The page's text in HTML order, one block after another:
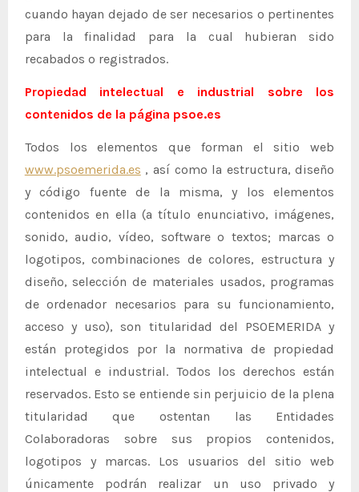
cuando hayan dejado de ser necesarios o pertinentes
para la finalidad para la cual hubieran sido
recabados o registrados.
Propiedad intelectual e industrial sobre los
contenidos de la página psoe.es
Todos los elementos que forman el sitio web
www.psoemerida.es , así como la estructura, diseño
y código fuente de la misma, y los elementos
contenidos en ella (a título enunciativo, imágenes,
sonido, audio, vídeo, software o textos; marcas o
logotipos, combinaciones de colores, estructura y
diseño, selección de materiales usados, programas
de ordenador necesarios para su funcionamiento,
acceso y uso), son titularidad del PSOEMERIDA y
están protegidos por la normativa de propiedad
intelectual e industrial. Todos los derechos están
reservados. Esto se entiende sin perjuicio de la plena
titularidad que ostentan las Entidades
Colaboradoras sobre sus propios contenidos,
logotipos y marcas. Los usuarios del sitio web
únicamente podrán realizar un uso privado y